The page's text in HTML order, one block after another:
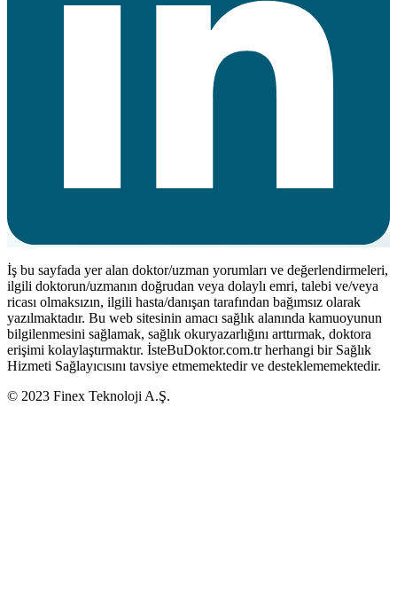
İş bu sayfada yer alan doktor/uzman yorumları ve değerlendirmeleri,
ilgili doktorun/uzmanın doğrudan veya dolaylı emri, talebi ve/veya
ricası olmaksızın, ilgili hasta/danışan tarafından bağımsız olarak
yazılmaktadır. Bu web sitesinin amacı sağlık alanında kamuoyunun
bilgilenmesini sağlamak, sağlık okuryazarlığını arttırmak, doktora
erişimi kolaylaştırmaktır. İsteBuDoktor.com.tr herhangi bir Sağlık
Hizmeti Sağlayıcısını tavsiye etmemektedir ve desteklememektedir.
© 2023 Finex Teknoloji A.Ş.